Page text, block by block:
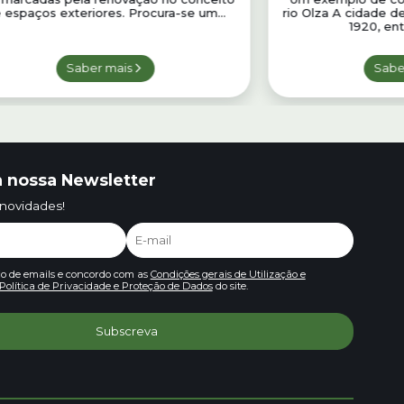
espaços exteriores. Procura-se um...
Saber mais
rio Olza A cidade
1920,
nossa Newsletter
de emails e concordo com as Condições gerais de Utilização e
Política de Privacidade e Proteção de Dadosdo site.